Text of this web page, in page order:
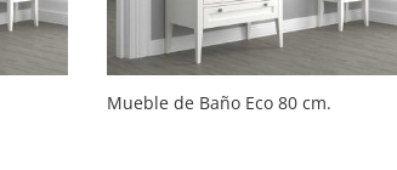
Mueble de Baño Eco 80 cm.